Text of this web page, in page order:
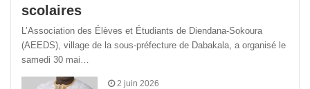
scolaires
L’Association des Élèves et Étudiants de Diendana-Sokoura
(AEEDS), village de la sous-préfecture de Dabakala, a organisé le
samedi 30 mai…
2 juin 2026